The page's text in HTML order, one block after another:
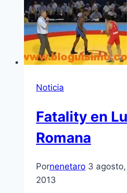
Noticia
Fatality en
Romana
Pornenetaro 3 agosto,
2013